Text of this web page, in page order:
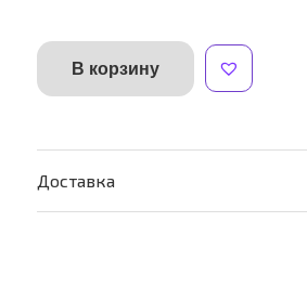
Количество
"Летний"
В корзину
Alternative:
Доставка